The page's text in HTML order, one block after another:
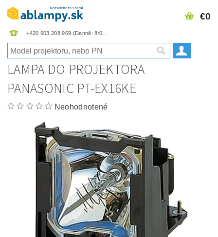
+420 603 208 969
€0
LAMPA DO PROJEKTORA
PANASONIC PT-EX16KE
Neohodnotené